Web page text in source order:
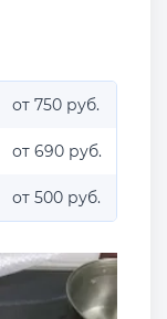
от 750 руб.
от 690 руб.
от 500 руб.